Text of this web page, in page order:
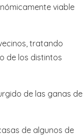
viable
tratando
de los distintos
de las ganas de
de algunos de